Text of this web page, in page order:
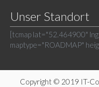
Unser Standort
[tcmap lat="52.464900"
maptype="ROADMAP"
Copyright © 2019 IT-